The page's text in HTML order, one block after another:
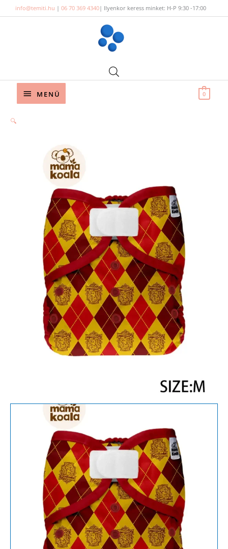
to
info@temiti.hu | 06 70 369 4340| Ilyenkor keress minket: H-P 9:30 -17:00
Below
MENÜ 0
🔍